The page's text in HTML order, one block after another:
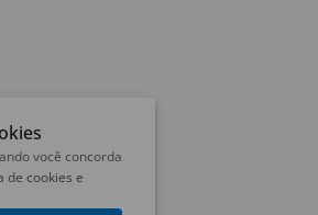
você concorda
de cookies e